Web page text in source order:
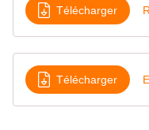
Télécharger
Télécharger